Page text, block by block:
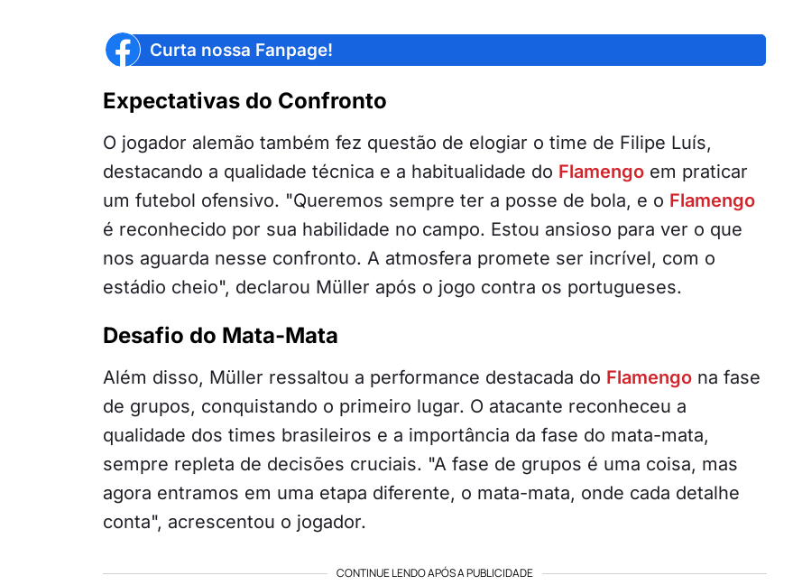
Curta nossa Fanpage!
Expectativas do Confronto
O jogador alemão também fez questão de elogiar o time de Filipe Luís,
destacando a qualidade técnica e a habitualidade do Flamengo em praticar
um futebol ofensivo. "Queremos sempre ter a posse de bola, e o Flamengo
é reconhecido por sua habilidade no campo. Estou ansioso para ver o que
nos aguarda nesse confronto. A atmosfera promete ser incrível, com o
estádio cheio", declarou Müller após o jogo contra os portugueses.
Desafio do Mata-Mata
Além disso, Müller ressaltou a performance destacada do Flamengo na fase
de grupos, conquistando o primeiro lugar. O atacante reconheceu a
qualidade dos times brasileiros e a importância da fase do mata-mata,
sempre repleta de decisões cruciais. "A fase de grupos é uma coisa, mas
agora entramos em uma etapa diferente, o mata-mata, onde cada detalhe
conta", acrescentou o jogador.
CONTINUE LENDO APÓS A PUBLICIDADE